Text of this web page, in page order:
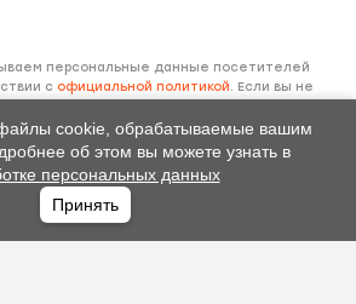
Избранное
персональные данные посетителей
с официальной политикой
. Если вы не
сайт.
cookie, обрабатываемые вашим
об этом вы можете узнать в
персональных данных
Принять